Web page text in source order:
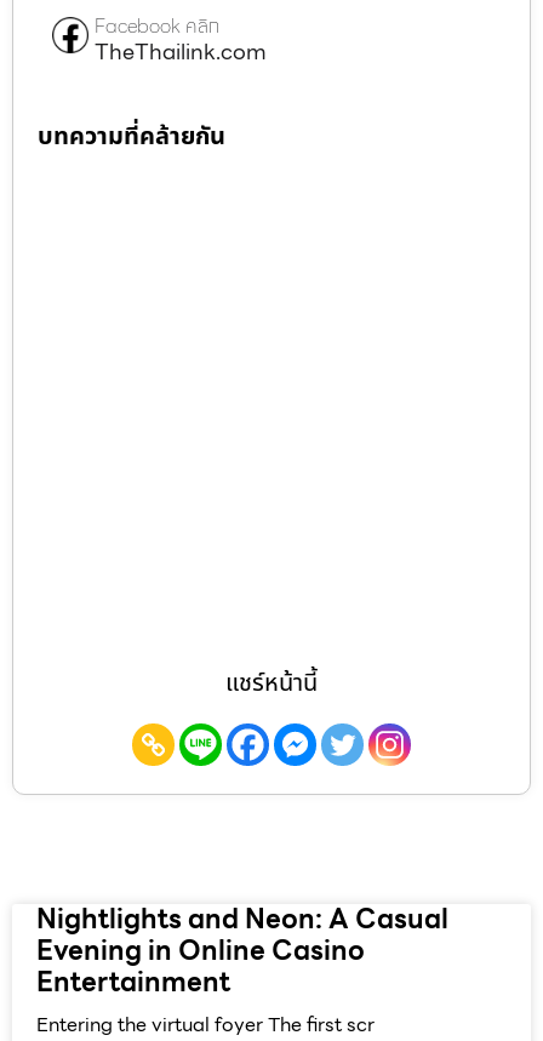
Facebook คลิก
TheThailink.com
บทความที่คล้ายกัน
แชร์หน้านี้
Nightlights and Neon: A Casual
Evening in Online Casino
Entertainment
Entering the virtual foyer The first scr